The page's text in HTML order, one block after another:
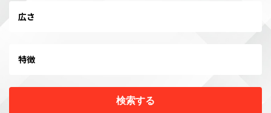
広さ
特徴
検索する